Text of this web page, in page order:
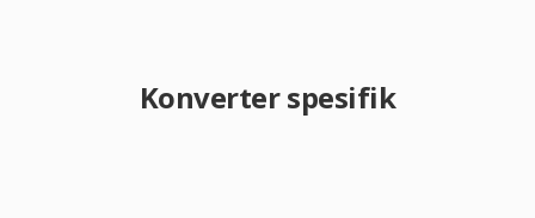
Konverter spesifik